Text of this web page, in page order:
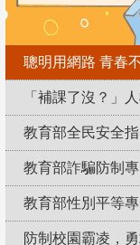
聰明用網路 青春
「補課了沒？」
教育部全民安全
教育部詐騙防制
教育部性別平等
防制校園霸凌，勇